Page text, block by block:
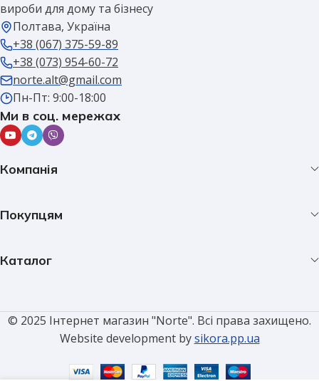
вироби для дому та бізнесу
Полтава, Україна
+38 (067) 375-59-89
+38 (073) 954-60-72
norte.alt@gmail.com
Пн-Пт: 9:00-18:00
Ми в соц. мережах
Компанія
Покупцям
Каталог
© 2025 Інтернет магазин "Norte". Всі права захищено.
Website development bysikora.pp.ua